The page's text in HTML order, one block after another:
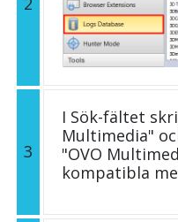
3
I Sök-fältet
Multimedia"
"OVO
kompatibla